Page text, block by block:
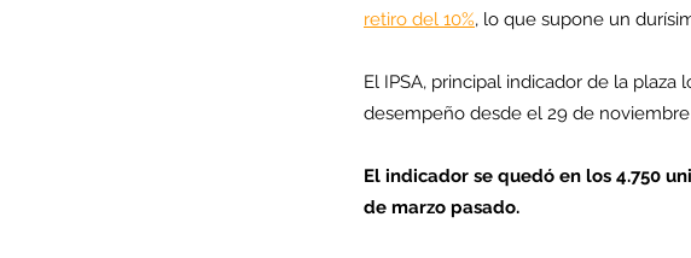
retiro del 10%, lo que supone un
El IPSA, principal indicador de la plaza
desempeño desde el 29 de
El indicador se quedó en los 4.750
de marzo pasado.